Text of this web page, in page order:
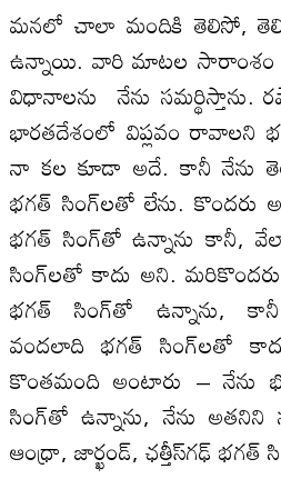
మనలో చాలా మందికి తెలిసో,
ఉన్నాయి. వారి మాటల సారాంశం
విధానాలను నేను సమర్థిస్తాను.
భారతదేశంలో విప్లవం రావాలని
నా కల కూడా అదే. కానీ నేను
భగత్ సింగ్‌లతో లేను. కొందరు
భగత్ సింగ్‌తో ఉన్నాను కానీ,
సింగ్‌లతో కాదు అని. మరికొందరు
భగత్ సింగ్‌తో ఉన్నాను,
వందలాది భగత్ సింగ్‌లతో
కొంతమంది అంటారు – నేను
సింగ్‌తో ఉన్నాను, నేను అతనిని
ఆంధ్రా, జార్ఖండ్, ఛత్తీస్‌గఢ్